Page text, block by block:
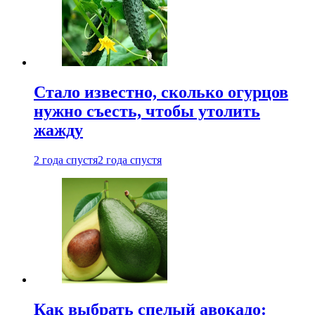
Стало известно, сколько огурцов
нужно съесть, чтобы утолить
жажду
2 года спустя2 года спустя
Как выбрать спелый авокадо: